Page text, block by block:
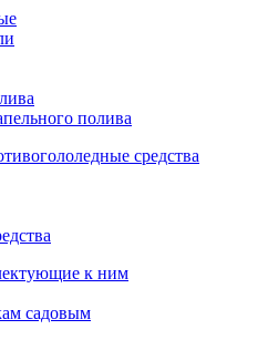
полива
средства
к ним
садовым